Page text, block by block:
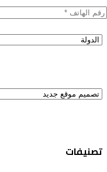
تصنيفات